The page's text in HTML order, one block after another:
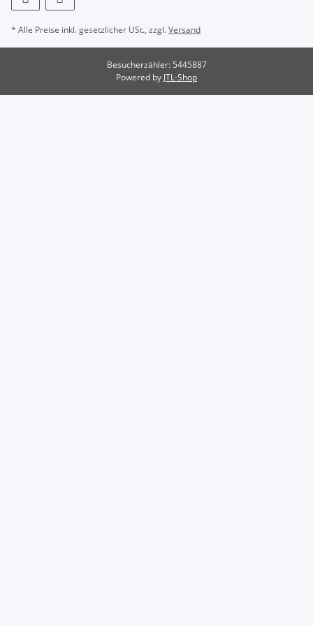
* Alle Preise inkl. gesetzlicher USt., zzgl.Versand
Besucherzähler: 5445887
Powered by JTL-Shop